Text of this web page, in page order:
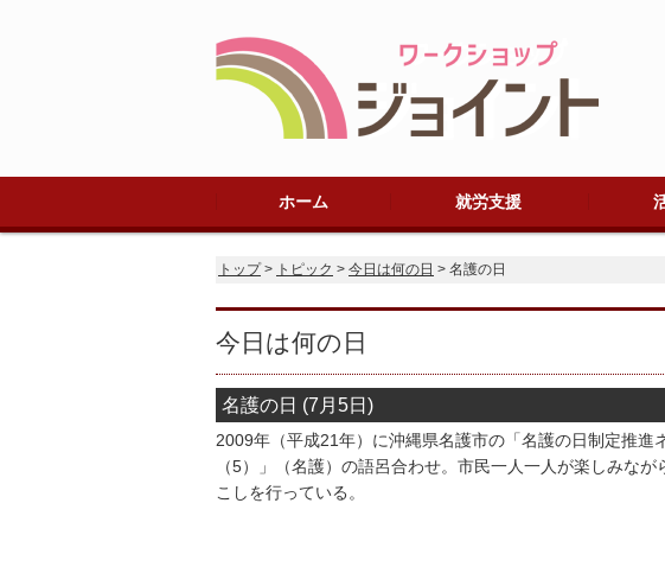
ホーム 就労支援
トップ> トピック > 今日は何の日 > 名護の日
今日は何の日
名護の日 (7月5日)
2009年（平成21年）に沖縄県名護市の「名護の日制定推進
（5）」（名護）の語呂合わせ。市民一人一人が楽しみな
こしを行っている。